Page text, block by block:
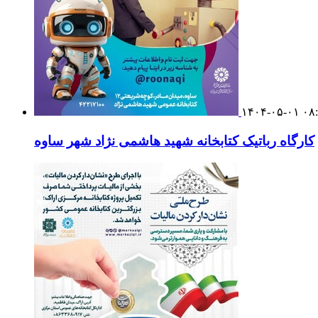
۰۵-۰۱ ۰۸:۰۴
کارگاه رباتیک کتابخانه شهید هاشمی نژاد شهر ساوه